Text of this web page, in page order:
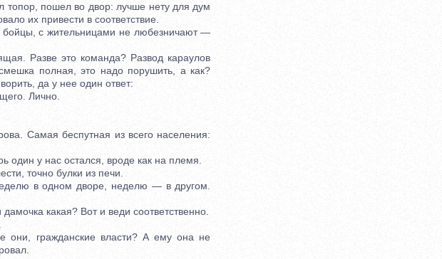
пошел во двор: лучше нету для дум
их привести в соответствие.
с жительницами не любезничают —
Разве это команда? Развод караулов
полная, это надо порушить, а как?
да у нее один ответ:
Лично.
Самая беспутная из всего населения:
у нас остался, вроде как на племя.
точно булки из печи.
в одном дворе, неделю — в другом.
какая? Вот и веди соответственно.
гражданские власти? А ему она не